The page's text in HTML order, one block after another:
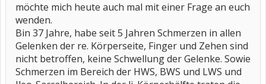
möchte mich heute auch mal mit einer Frage an euch
wenden.
Bin 37 Jahre, habe seit 5 Jahren Schmerzen in allen
Gelenken der re. Körperseite, Finger und Zehen sind
nicht betroffen, keine Schwellung der Gelenke. Sowie
Schmerzen im Bereich der HWS, BWS und LWS und